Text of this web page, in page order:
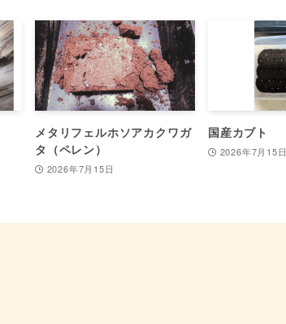
メタリフェルホソアカクワガ
タ（ペレン）
2026年7月15日
国産カブト
2026年7月15日